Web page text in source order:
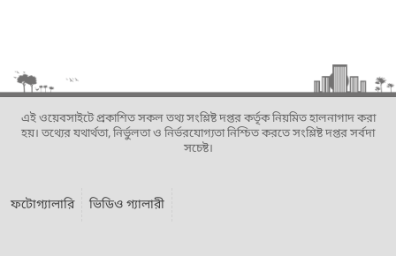
এই ওয়েবসাইটে প্রকাশিত সকল তথ্য সংশ্লিষ্ট দপ্তর কর্তৃক নিয়মিত হালনাগাদ করা
হয়। তথ্যের যথার্থতা, নির্ভুলতা ও নির্ভরযোগ্যতা নিশ্চিত করতে সংশ্লিষ্ট দপ্তর সর্বদা
সচেষ্ট।
ফটোগ্যালারি ভিডিও গ্যালারী